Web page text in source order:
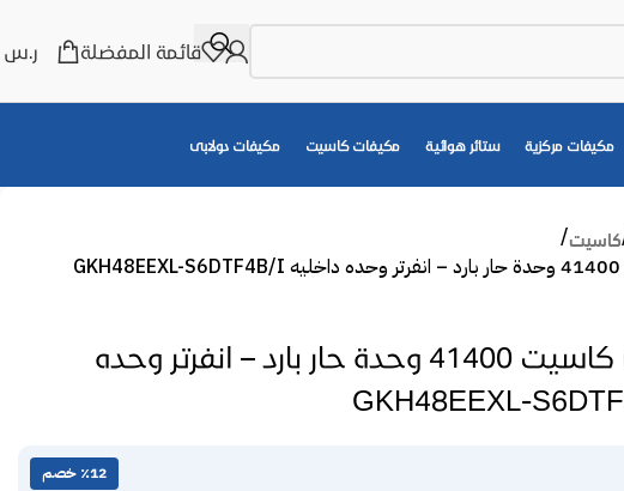
قائمة المفضلة ر.س
مكيفات مركزية ستائر هوائية مكيفات كاسيت مكيفات دولابى
كاسيت
مكيف جرى كاسيت 41400 وحدة حار بارد – انفرتر وحده
٪12 خصم